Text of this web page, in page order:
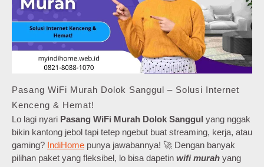
Pasang WiFi Murah Dolok Sanggul – Solusi Internet
Kenceng & Hemat!
Lo lagi nyari Pasang WiFi Murah Dolok Sanggul yang nggak
bikin kantong jebol tapi tetep ngebut buat streaming, kerja, atau
gaming? IndiHome punya jawabannya! 🚀 Dengan banyak
pilihan paket yang fleksibel, lo bisa dapetin wifi murah yang